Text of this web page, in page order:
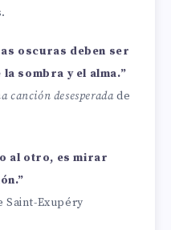
oscuras deben ser
sombra y el alma.”
canción desesperadade
al otro, es mirar
Saint-Exupéry